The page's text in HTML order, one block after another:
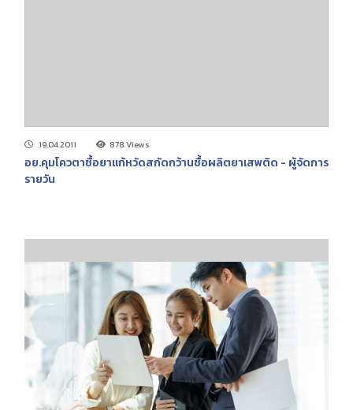
19.04.2011 878 Views
อย.คุมโควตาซื้อยาแก้หวัดสกัดกว้านซื้อผลิตยาเสพติด - ผู้จัดการ
รายวัน